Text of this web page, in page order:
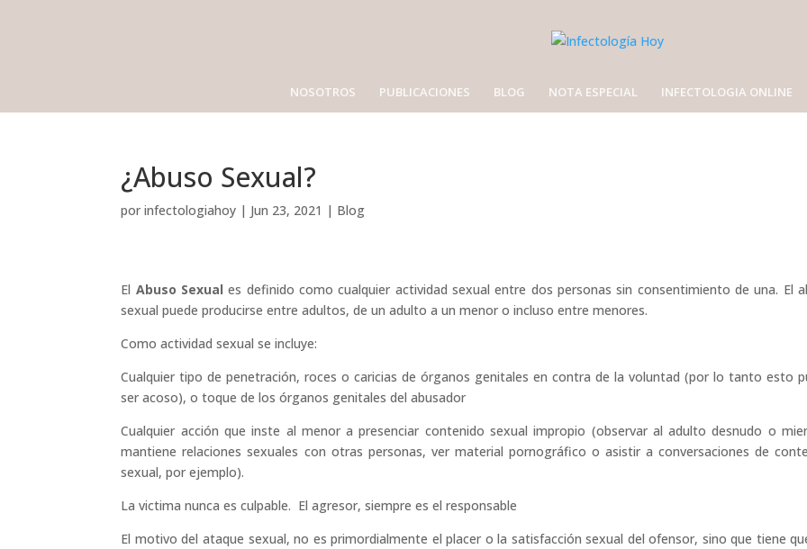
NOSOTROS PUBLICACIONES BLOG NOTA ESPECIAL INFECTOLOGIA ONLINE
¿Abuso Sexual?
porinfectologiahoy | Jun 23, 2021 | Blog
El Abuso Sexual es definido como cualquier actividad sexual entre dos personas sin consentimiento de una. El
sexual puede producirse entre adultos, de un adulto a un menor o incluso entre menores.
Como actividad sexual se incluye:
Cualquier tipo de penetración, roces o caricias de órganos genitales en contra de la voluntad (por lo tanto esto
ser acoso), o toque de los órganos genitales del abusador
Cualquier acción que inste al menor a presenciar contenido sexual impropio (observar al adulto desnudo o
mantiene relaciones sexuales con otras personas, ver material pornográfico o asistir a conversaciones de
sexual, por ejemplo).
La victima nunca es culpable. El agresor, siempre es el responsable
El motivo del ataque sexual, no es primordialmente el placer o la satisfacción sexual del ofensor, sino que tiene